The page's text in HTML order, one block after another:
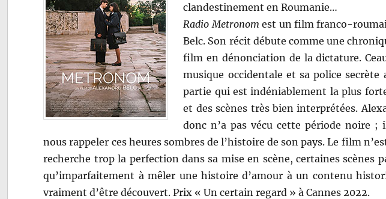
clandestinement en Roumanie…
Radio Metronom est un film franco-
Belc. Son récit débute comme une
film en dénonciation de la dictature.
musique occidentale et sa police secrète
partie qui est indéniablement la plus
et des scènes très bien interprétées.
donc n’a pas vécu cette période noire ;
nous rappeler ces heures sombres de l’histoire de son pays. Le film
recherche trop la perfection dans sa mise en scène, certaines scènes
qu’imparfaitement à mêler une histoire d’amour à un contenu
vraiment d’être découvert. Prix « Un certain regard » à Cannes 2022.